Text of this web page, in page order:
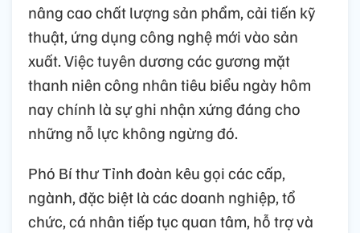
nâng cao chất lượng sản phẩm, cải tiến kỹ
thuật, ứng dụng công nghệ mới vào sản
xuất. Việc tuyên dương các gương mặt
thanh niên công nhân tiêu biểu ngày hôm
nay chính là sự ghi nhận xứng đáng cho
những nỗ lực không ngừng đó.
Phó Bí thư Tỉnh đoàn kêu gọi các cấp,
ngành, đặc biệt là các doanh nghiệp, tổ
chức, cá nhân tiếp tục quan tâm, hỗ trợ và